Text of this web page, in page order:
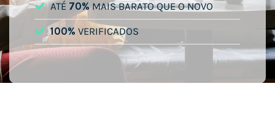
ATÉ 70% MAIS BARATO QUE O NOVO
100% VERIFICADOS